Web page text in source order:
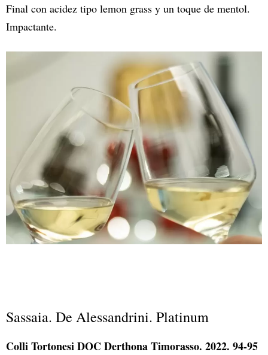
Final con acidez tipo lemon grass y un toque de mentol.
Impactante.
Sassaia. De Alessandrini. Platinum
Colli Tortonesi DOC Derthona Timorasso. 2022. 94-95